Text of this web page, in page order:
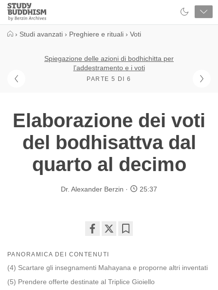
Close
Study
Buddhism
› Studi avanzati › Preghiere e rituali › Voti
Spiegazione delle azioni di bodhichitta per
l’addestramento e i voti
PARTE 5 DI 6
Elaborazione dei voti
del bodhisattva dal
quarto al decimo
Dr. Alexander Berzin 25:37
on
facebook
PANORAMICA DEI CONTENUTI
(4) Scartare gli insegnamenti Mahayana e proporne altri inventati
(5) Prendere offerte destinate al Triplice Gioiello